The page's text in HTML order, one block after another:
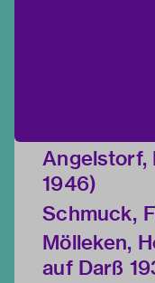
Angelstorf,
1946)
Schmuck,
Mölleken,
auf Darß